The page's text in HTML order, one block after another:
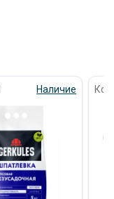
Наличие